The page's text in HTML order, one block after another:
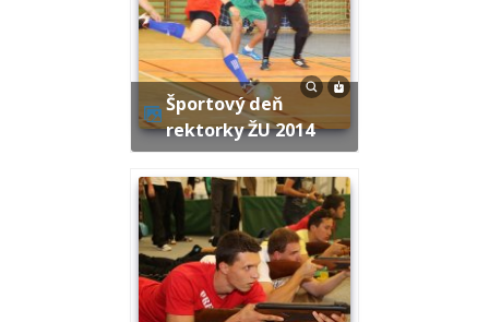
Športový deň
rektorky ŽU 2014